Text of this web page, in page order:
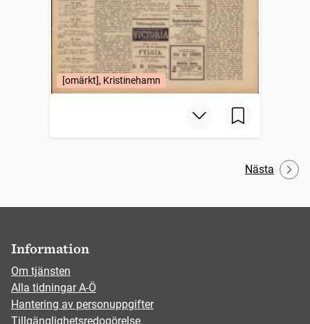
[omärkt], Kristinehamn
Nästa
Information
Om tjänsten
Alla tidningar A-Ö
Hantering av personuppgifter
Tillgänglighetsredogörelse